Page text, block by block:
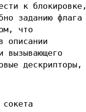
к блокировке,
заданию флага
что
описании
дескрипторы,